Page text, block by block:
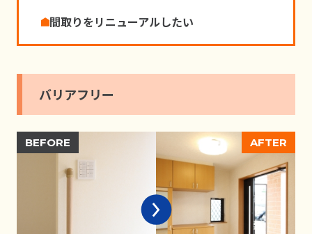
間取りをリニューアルしたい
バリアフリー